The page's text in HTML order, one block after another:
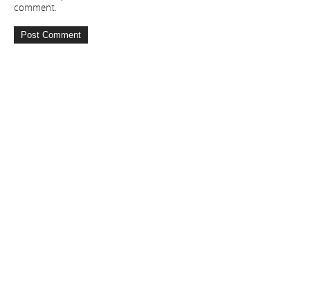
comment.